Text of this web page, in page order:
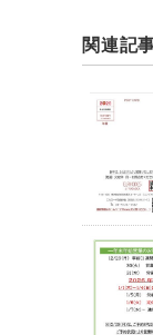
関連記